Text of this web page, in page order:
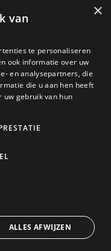
via WhatsApp
×
van
te personaliseren
ook informatie over uw
en analysepartners, die
die u aan hen heeft
uw gebruik van hun
ALLES AFWIJZEN